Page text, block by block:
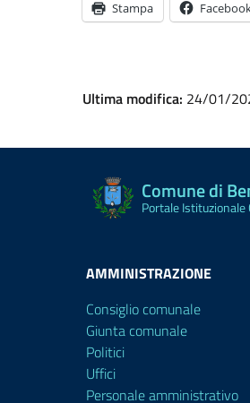
Stampa
Ultima modifica: 24/01/
Comune di
Portale Istituzionale
AMMINISTRAZIONE
Consiglio comunale
Giunta comunale
Politici
Uffici
Personale amministrativo